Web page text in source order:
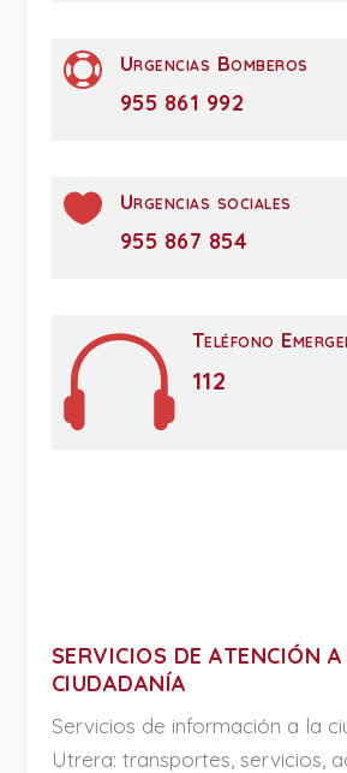
 Urgencias Bomberos
955 861 992
 Urgencias sociales
955 867 854
 Teléfono
112
SERVICIOS DE ATENCIÓN
CIUDADANÍA
Servicios de información a la
Utrera: transportes, servicios,